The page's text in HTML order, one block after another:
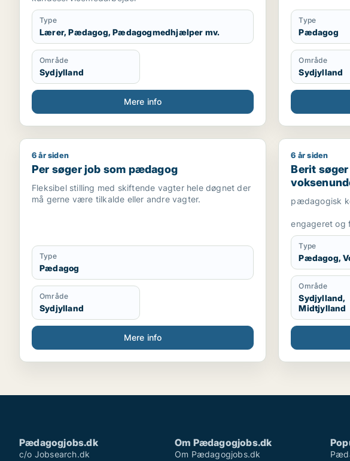
Type
Lærer, Pædagog, Pædagogmedhjælper mv.
Område
Sydjylland
Mere info
Type
Pædagog
Område
Sydjylland
Per søger job som pædagog
6 år siden
Per søger job som pædagog
Fleksibel stilling med skiftende vagter hele døgnet der
må gerne være tilkalde eller andre vagter.
Type
Pædagog
Område
Sydjylland
Mere info
Berit søger
6 år siden
Berit
pædagogisk
engageret og
og er fleksibel
Type
Pædagog,
Område
Sydjylland,
Midtjylland
Pædagogjobs.dk
c/o Jobsearch.dk
Om Pædagogjobs.dk
Om Pædagogjobs.dk